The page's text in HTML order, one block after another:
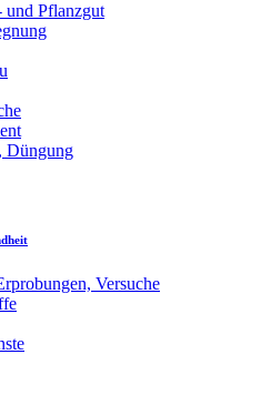
und Pflanzgut
Düngung
Versuche